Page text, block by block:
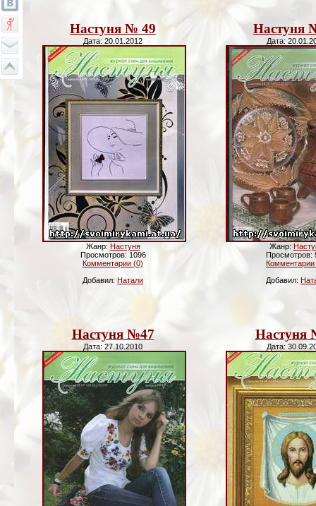
Настуня № 49
Дата: 20.01.2012
Жанр: Настуня
Просмотров: 1096
Комментарии (0)
Добавил: Натали
Настуня
Дата:
Жанр:
Просмотров:
Добавил:
Настуня №47
Дата: 27.10.2010
Настуня
Дата: